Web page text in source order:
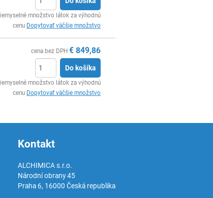
množstvo látok za výhodnú
cenu Dopytovať väčšie množstvo
cena bez DPH € 849,86
Do košíka
množstvo látok za výhodnú
cenu Dopytovať väčšie množstvo
Kontakt
ALCHIMICA s.r.o.
Národní obrany 45
Praha 6, 16000 Česká republika